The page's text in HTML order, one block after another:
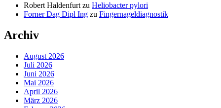
Robert Haldenfurt zu Heliobacter pylori
Forner Dag Dipl Ing zu Fingernageldiagnostik
Archiv
August 2026
Juli 2026
Juni 2026
Mai 2026
April 2026
März 2026